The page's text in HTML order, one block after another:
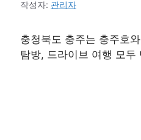
작성자: 관리자
충청북도 충주는 충주호
탐방, 드라이브 여행 모